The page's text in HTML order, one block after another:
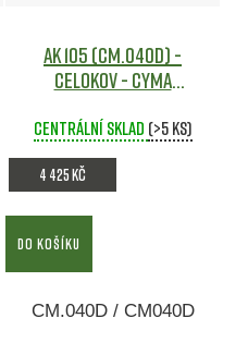
AK 105 (CM.040D) -
celokov - CYMA
Centrální sklad (>5 ks)
4 425 Kč
DO KOŠÍKU
CM.040D / CM040D